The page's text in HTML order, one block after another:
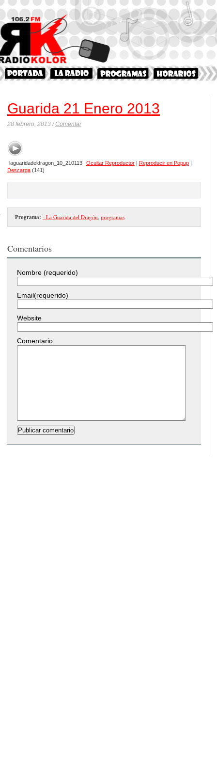
Guarida 21 Enero 2013
28 febrero, 2013 /Comentar
laguaridadeldragon_10_210113 Ocultar Reproductor| Reproducir en Popup|
Descarga (141)
Programa: - La Guarida del Dragón programas
Comentarios
Nombre (requerido)
Email(requerido)
Website
Comentario